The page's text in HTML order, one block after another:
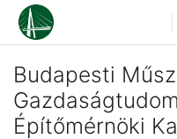
Tovább a fő tartalomhoz
Budapesti
Építőmérnöki